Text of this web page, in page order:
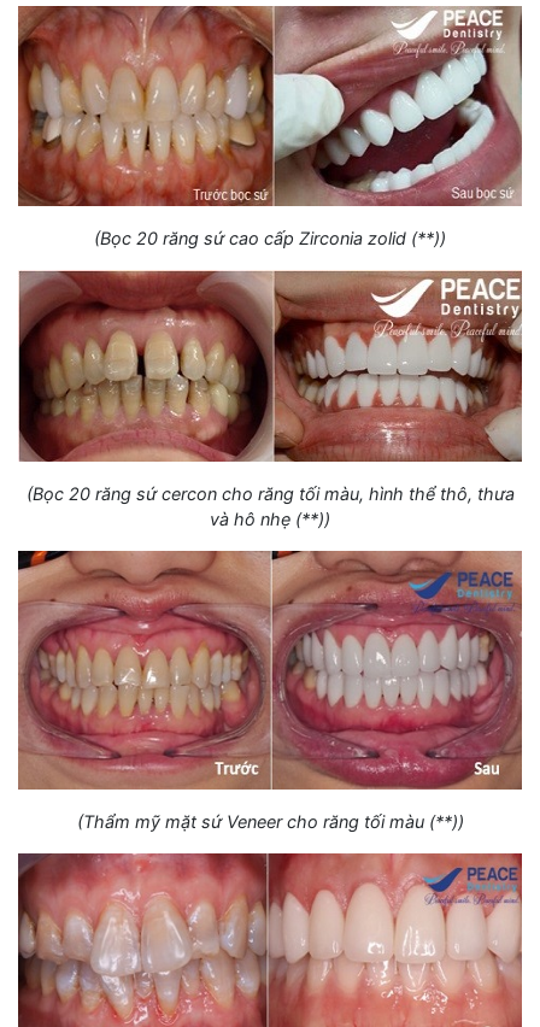
(Bọc 20 răng sứ cao cấp Zirconia zolid (**))
(Bọc 20 răng sứ cercon cho răng tối màu, hình thể thô, thưa
và hô nhẹ (**))
(Thẩm mỹ mặt sứ Veneer cho răng tối màu (**))